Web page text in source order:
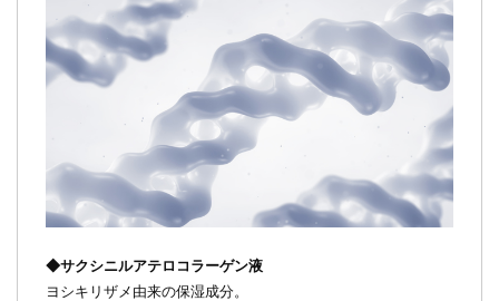
◆サクシニルアテロコラーゲン液
ヨシキリザメ由来の保湿成分。